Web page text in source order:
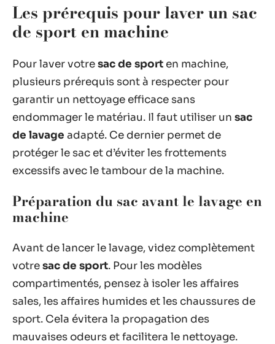
Les prérequis pour laver un sac
de sport en machine
Pour laver votresac de sport en machine,
plusieurs prérequis sont à respecter pour
garantir un nettoyage efficace sans
endommager le matériau. Il faut utiliser un sac
de lavage adapté. Ce dernier permet de
protéger le sac et d’éviter les frottements
excessifs avec le tambour de la machine.
Préparation du sac avant le lavage en
machine
Avant de lancer le lavage, videz complètement
votresac de sport. Pour les modèles
compartimentés, pensez à isoler les affaires
sales, les affaires humides et les chaussures de
sport. Cela évitera la propagation des
mauvaises odeurs et facilitera le nettoyage.